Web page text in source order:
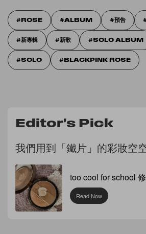
ROSE ALBUM 預告
新專輯 新歌 SOLO ALBUM
SOLO BLACKPINK ROSE
Editor's Pick
我們用到「鐵片」的彩妝空
too cool for school
Read Now